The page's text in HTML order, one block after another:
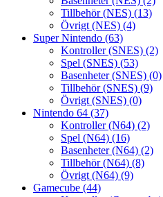
Tillbehör (NES) (13)
Övrigt (NES) (4)
Super Nintendo (63)
Kontroller (SNES) (2)
Spel (SNES) (53)
Basenheter (SNES) (0)
Tillbehör (SNES) (9)
Övrigt (SNES) (0)
Nintendo 64 (37)
Kontroller (N64) (2)
Spel (N64) (16)
Basenheter (N64) (2)
Tillbehör (N64) (8)
Övrigt (N64) (9)
Gamecube (44)